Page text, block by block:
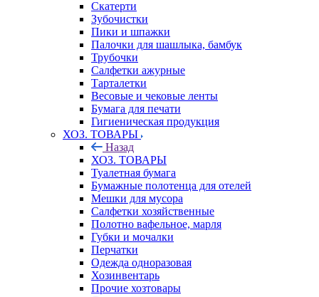
Скатерти
Зубочистки
Пики и шпажки
Палочки для шашлыка, бамбук
Трубочки
Салфетки ажурные
Тарталетки
Весовые и чековые ленты
Бумага для печати
Гигиеническая продукция
ХОЗ. ТОВАРЫ
Назад
ХОЗ. ТОВАРЫ
Туалетная бумага
Бумажные полотенца для отелей
Мешки для мусора
Салфетки хозяйственные
Полотно вафельное, марля
Губки и мочалки
Перчатки
Одежда одноразовая
Хозинвентарь
Прочие хозтовары